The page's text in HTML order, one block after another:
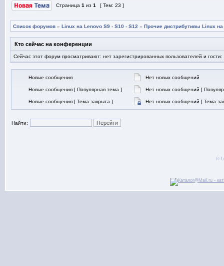
Страница 1 из 1 [ Тем: 23 ]
Список форумов » Linux на Lenovo S9 - S10 - S12 » Прочие дистрибутивы Linux на
Кто сейчас на конференции
Сейчас этот форум просматривают: нет зарегистрированных пользователей и гости:
Новые сообщения Нет новых сообщений
Новые сообщения [ Популярная тема ] Нет новых сообщений [
Новые сообщения [ Тема закрыта ] Нет новых сообщений [ Тема
Найти:
©